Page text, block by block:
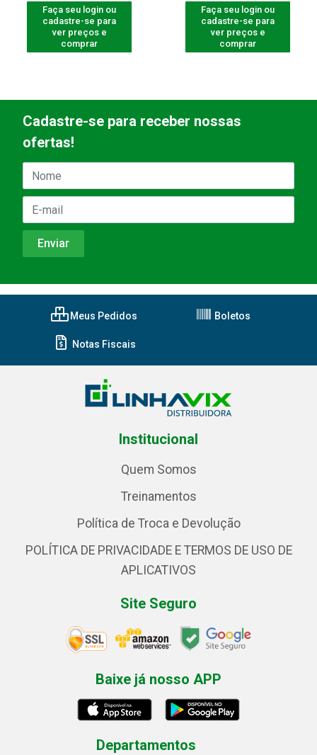
Faça seu login ou
cadastre-se para
ver preços e
comprar
Faça seu login ou
cadastre-se para
ver preços e
comprar
Cadastre-se para receber nossas
ofertas!
Meus Pedidos Boletos
Notas Fiscais
Institucional
Quem Somos
Treinamentos
Política de Troca e Devolução
POLÍTICA DE PRIVACIDADE E TERMOS DE USO DE
APLICATIVOS
Site Seguro
Baixe já nosso APP
Departamentos